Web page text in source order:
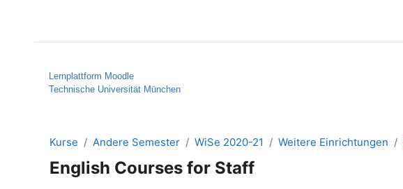
Lernplattform Moodle
Technische Universität München
Kurse Andere Semester WiSe 2020-21 Weitere Einrichtungen
English Courses for Staff